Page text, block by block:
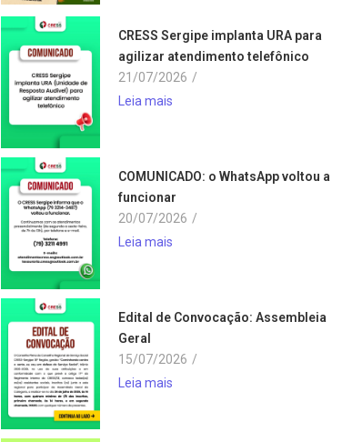
CRESS Sergipe implanta URA para
agilizar atendimento telefônico
21/07/2026 /
Leia mais
COMUNICADO: o WhatsApp voltou a
funcionar
20/07/2026 /
Leia mais
Edital de Convocação: Assembleia
Geral
15/07/2026 /
Leia mais